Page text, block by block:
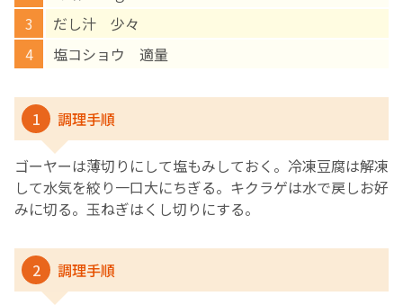
だし汁 少々
塩コショウ 適量
1 調理手順
ゴーヤーは薄切りにして塩もみしておく。冷凍豆腐は解凍
して水気を絞り一口大にちぎる。キクラゲは水で戻しお好
みに切る。玉ねぎはくし切りにする。
2 調理手順